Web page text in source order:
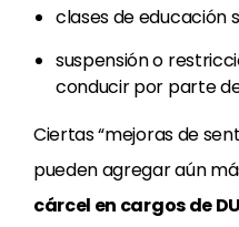
clases de educación
suspensión o
conducir por parte
Ciertas “mejoras de
pueden agregar aún
cárcel en cargos de